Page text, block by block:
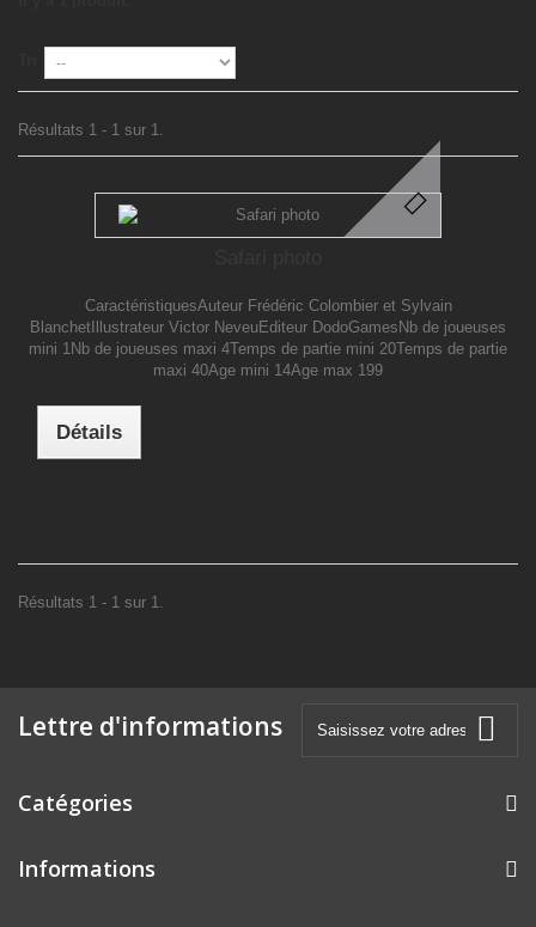
Résultats 1 - 1 sur 1.
CaractéristiquesAuteur Frédéric Colombier et Sylvain
BlanchetIllustrateur Victor NeveuEditeur DodoGamesNb de joueuses
mini 1Nb de joueuses maxi 4Temps de partie mini 20Temps de partie
maxi 40Age mini 14Age max 199
Détails
Résultats 1 - 1 sur 1.
Lettre d'informations
Catégories
Informations